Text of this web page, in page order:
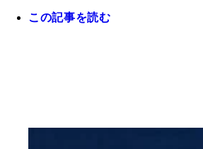
この記事を読む